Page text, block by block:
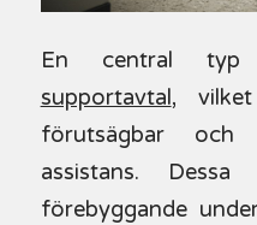
En central
supportavtal,
förutsägbar och
assistans.
förebyggande